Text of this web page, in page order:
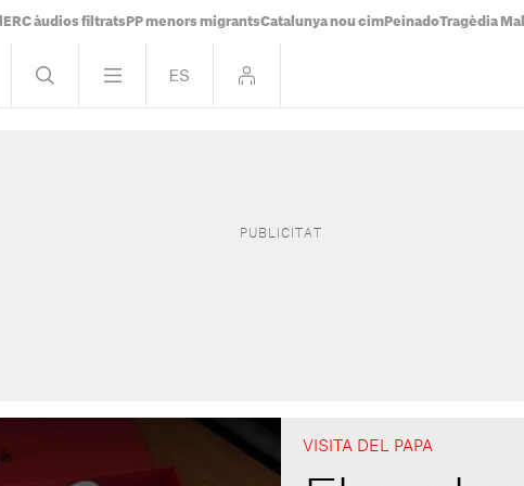
ERC àudios filtrats PP menors migrantsCatalunya nou cim PeinadoTragèdia
VISITA DEL PAPA